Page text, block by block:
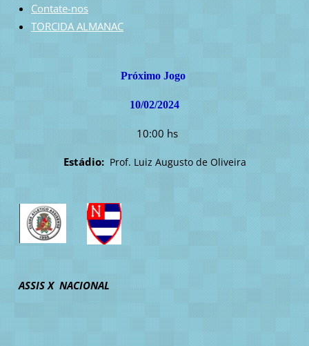
Contate-nos
TORCIDA ALMANAC
Próximo Jogo
10/02/2024
10:00 hs
Estádio: Prof. Luiz Augusto de Oliveira
ASSIS X NACIONAL